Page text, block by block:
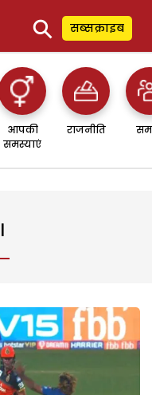
⚲ सब्सक्राइब
आपकी
समस्याएं
राजनीति